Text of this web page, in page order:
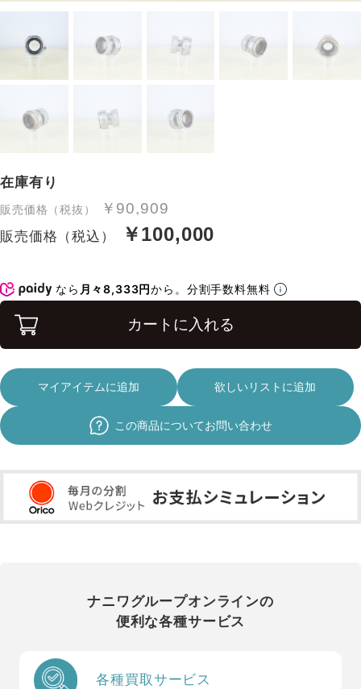
在庫有り
販売価格（税抜） ￥90,909
販売価格（税込） ￥100,000
なら 月々8,333円から。分割手数料無料
カートに入れる
マイアイテムに追加 欲しいリストに追加
この商品についてお問い合わせ
ナニワグループオンラインの
便利な各種サービス
各種買取サービス